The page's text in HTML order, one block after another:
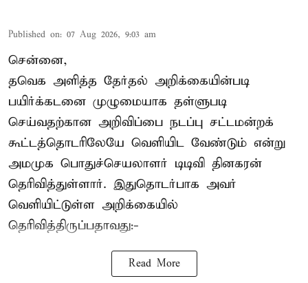
Published on: 07 Aug 2026, 9:03 am
சென்னை,
தவெக அளித்த தேர்தல் அறிக்கையின்படி
பயிர்க்கடனை முழுமையாக தள்ளுபடி
செய்வதற்கான அறிவிப்பை நடப்பு சட்டமன்றக்
கூட்டத்தொடரிலேயே வெளியிட வேண்டும் என்று
அமமுக பொதுச்செயலாளர் டிடிவி தினகரன்
தெரிவித்துள்ளார். இதுதொடர்பாக அவர்
வெளியிட்டுள்ள அறிக்கையில்
தெரிவித்திருப்பதாவது:-
Read More